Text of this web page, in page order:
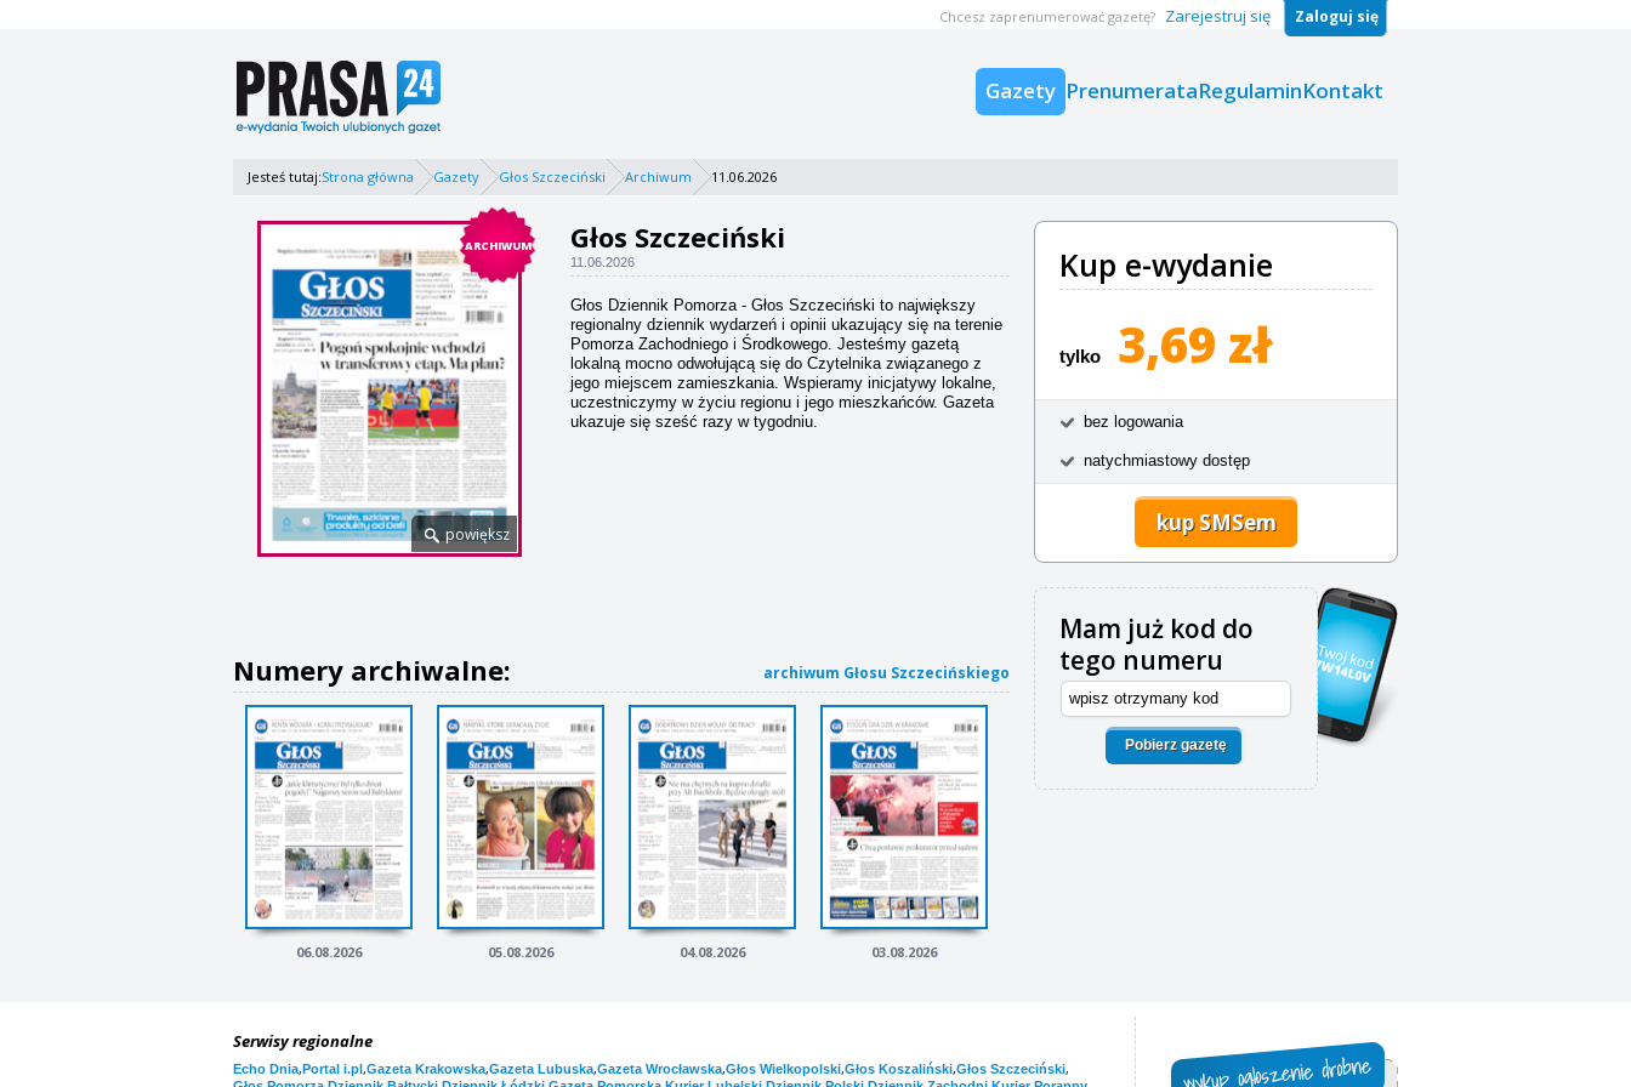
Gazety PrenumerataRegulaminKontakt
Chcesz zaprenumerować gazetę? Zarejestruj się Zaloguj się
Jesteś tutaj:Strona główna Gazety Głos Szczeciński Archiwum 11.06.2026
ARCHIWUM
powiększ
Głos Szczeciński
11.06.2026
Głos Dziennik Pomorza - Głos Szczeciński to największy
regionalny dziennik wydarzeń i opinii ukazujący się na terenie
Pomorza Zachodniego i Środkowego. Jesteśmy gazetą
lokalną mocno odwołującą się do Czytelnika związanego z
jego miejscem zamieszkania. Wspieramy inicjatywy lokalne,
uczestniczymy w życiu regionu i jego mieszkańców. Gazeta
ukazuje się sześć razy w tygodniu.
Kup e-wydanie
tylko 3,69 zł
bez logowania
natychmiastowy dostęp
kup SMSem
Mam już kod do
tego numeru
Pobierz gazetę
Numery archiwalne: archiwum Głosu Szczecińskiego
06.08.2026 05.08.2026 04.08.2026 03.08.2026
Serwisy regionalne
Echo Dnia,Portal i.pl,Gazeta Krakowska,Gazeta Lubuska,Gazeta Wrocławska,Głos Wielkopolski,Głos Koszaliński,Głos Szczeciński,